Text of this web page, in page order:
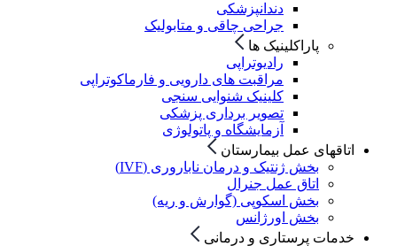
دندانپزشکی
جراحی چاقی و متابولیک
پاراکلینیک ها
رادیوتراپی
مراقبت های دارویی و فارماکوتراپی
کلینیک شنوایی سنجی
تصویر برداری پزشکی
آزمایشگاه و پاتولوژی
اتاقهای عمل بیمارستان
بخش ژنتیک و درمان ناباروری (IVF)
اتاق عمل جنرال
بخش اسکوپی (گوارش و ریه)
بخش اورژانس
خدمات پرستاری و درمانی